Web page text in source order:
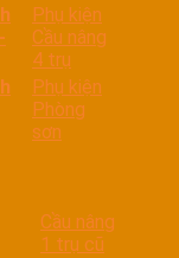
Phụ kiện
Cầu nâng
4 trụ
Phụ kiện
Phòng
sơn
Cầu nâng
1 trụ cũ